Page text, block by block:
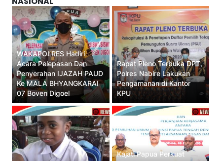
WAKAPOLRES Hadiri
Acara Pelepasan Dan
Penyerahan IJAZAH PAUD
Ke MALA BHYANGKARAI
07 Boven Digoel
Rapat Pleno Terbuka DPT,
Polres Nabire Lakukan
Pengamanan di Kantor
KPU
Kajati Papua Perkuat